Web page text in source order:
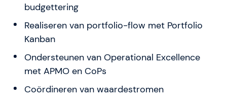
budgettering
Realiseren van portfolio-flow met Portfolio
Kanban
Ondersteunen van Operational Excellence
met APMO en CoPs
Coördineren van waardestromen